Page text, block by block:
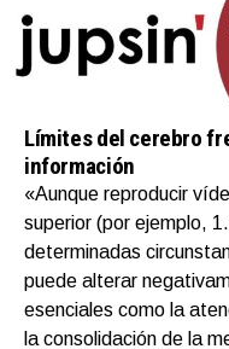
Límites del cerebro
información
«Aunque reproducir
superior (por ejemplo,
determinadas
puede alterar
esenciales como la
la consolidación de la